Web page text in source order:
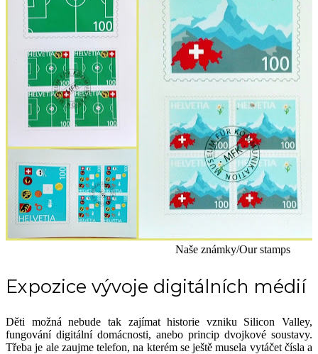
Naše známky/Our stamps
Expozice vývoje digitálních médií
Děti možná nebude tak zajímat historie vzniku Silicon Valley,
fungování digitální domácnosti, anebo princip dvojkové soustavy.
Třeba je ale zaujme telefon, na kterém se ještě musela vytáčet čísla a